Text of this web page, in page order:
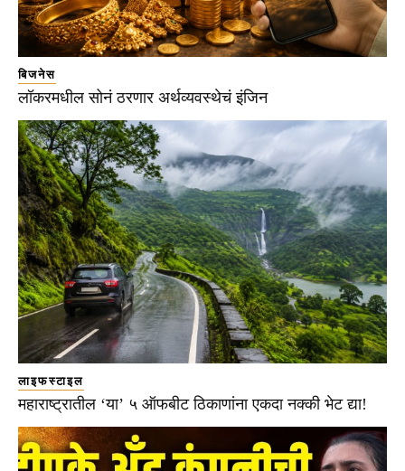
बिजनेस
लॉकरमधील सोनं ठरणार अर्थव्यवस्थेचं इंजिन
लाइफस्टाइल
महाराष्ट्रातील ‘या’ ५ ऑफबीट ठिकाणांना एकदा नक्की भेट द्या!